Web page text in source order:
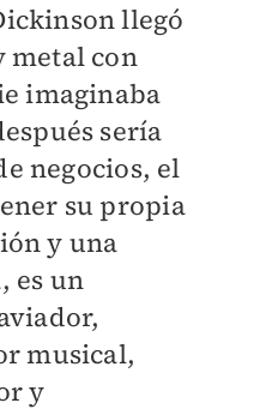
llegó
metal con
imaginaba
sería
negocios, el
su propia
y una
es un
musical,
y